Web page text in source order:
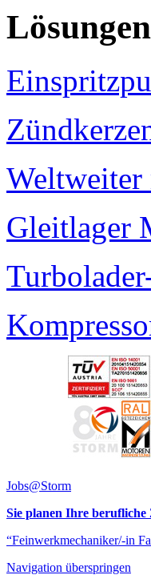
Lösungen
Weltweiter
Gleitlager
Jobs@Storm
Sie planen Ihre
“Feinwerkmechaniker/-in
Navigation überspringen